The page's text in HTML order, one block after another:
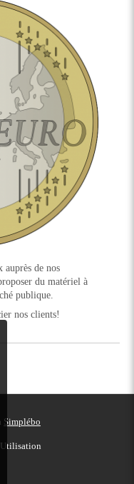
auprès de nos
du matériel à
publique.
nos clients!
Simplébo